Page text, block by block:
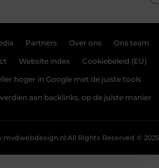
Partners Over ons Ons team
Website index Cookiebeleid (EU)
hoger in Google met de juiste tools
aan backlinks, op de juiste manier
All Rights Reserved © 2025